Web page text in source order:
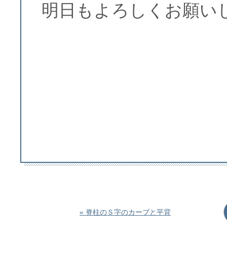
明日もよろしくお願い
« 脊柱のＳ字のカーブと平背